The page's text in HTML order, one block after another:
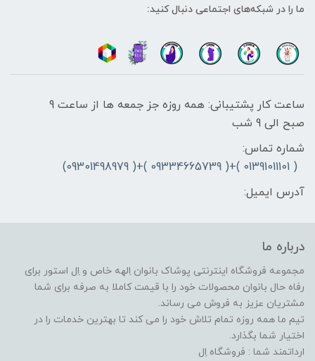
ما را در شبکه‌های اجتماعی دنبال کنید:
ساعت کار پشتیبانی: همه روزه جز جمعه ها از ساعت 9
صبح الی 9 شب
شماره تماس:
( 01391011101 )+( 09334665739 )+( 09301498979)
آدرس ایمیل:
درباره ما
مجموعه فروشگاه اینترنتی پوشاک بانوان اِلهه خاص و اِل استور برای
رفاه حال بانوان محصولات خود را با قیمت کاملا به صرفه برای شما
مشتریان عزیز به فروش می رساند.
تیم ما همه روزه تمام تلاش خود را می کند تا بهترین خدمات را در
اختیار شما بگذارد.
ارداتمند شما : فروشگاه اِل